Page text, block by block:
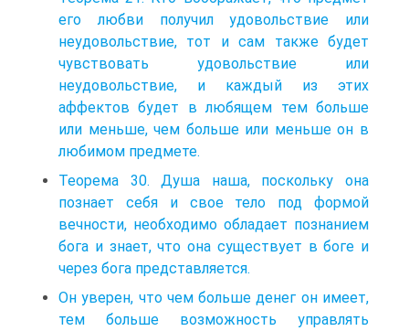
его любви получил удовольствие или
неудовольствие, тот и сам также будет
чувствовать удовольствие или
неудовольствие, и каждый из этих
аффектов будет в любящем тем больше
или меньше, чем больше или меньше он в
любимом предмете.
Теорема 30. Душа наша, поскольку она
познает себя и свое тело под формой
вечности, необходимо обладает познанием
бога и знает, что она существует в боге и
через бога представляется.
Он уверен, что чем больше денег он имеет,
тем больше возможность управлять